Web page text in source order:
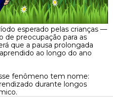
esperado pelas crianças —
preocupação para as
que a pausa prolongada
ao longo do ano
fenômeno tem nome:
durante longos